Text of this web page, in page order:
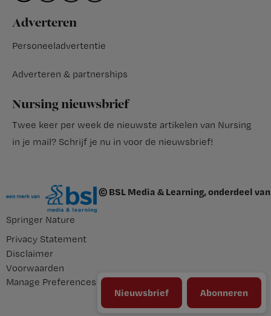
Nieuwsbrief Abonneren
Adverteren
Personeeladvertentie
Adverteren & partnerships
Nursing nieuwsbrief
Twee keer per week de nieuwste artikelen van Nursing
in je mail? Schrijf je nu in voor de nieuwsbrief!
© BSL Media & Learning, onderdeel van
Springer Nature
Privacy Statement
Disclaimer
Voorwaarden
Manage Preferences